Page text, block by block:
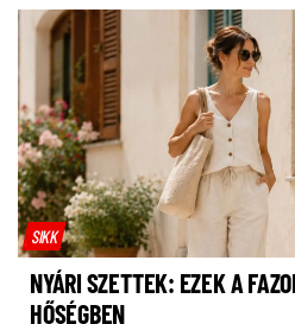
SIKK
NYÁRI SZETTEK: EZEK A
HŐSÉGBEN